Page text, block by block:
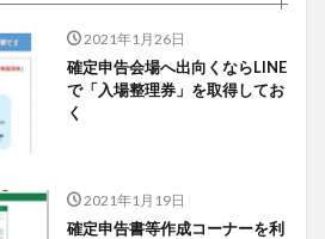
2021年1月26日
確定申告会場へ出向くならLINE
で「入場整理券」を取得してお
く
2021年1月19日
確定申告書等作成コーナーを利